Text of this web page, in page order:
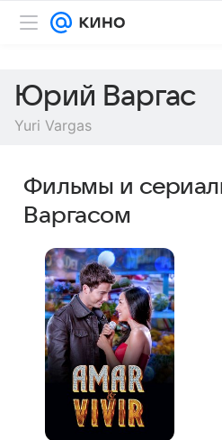
Юрий Варгас
Yuri Vargas
Фильмы и
Варгасом